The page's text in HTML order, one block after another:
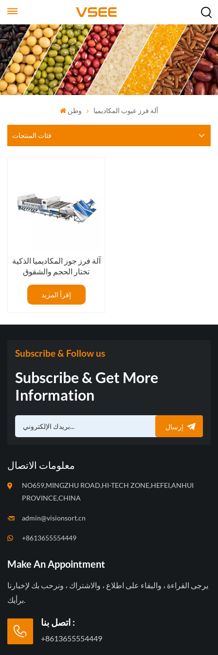
وطن آلة فرز عيوب المكاديميا
فئات المنتجات
آلة فرز جوز المكاديميا الذكية
تختار الحجم والشقوق
إقرأ المزيد
Subscribe & Follow us
Subscribe & Get More
Information
إرسال
معلومات الاتصال
NO659,MINGZHU ROAD,HI-TECH ZONE,HEFEI,ANHUI
PROVINCE,CHINA
admin@visionsort.cn
+8613655554449
Make An Appointment
يرجى القراءة ، والبقاء على اطلاع ، والاشتراك ، ونرحب بك لإخبارنا
برأيك.
اتصل بنا :
+8613655554449